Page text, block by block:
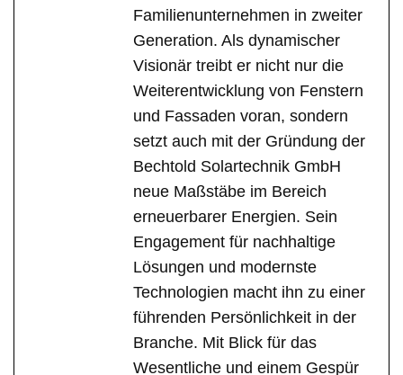
Familienunternehmen in zweiter
Generation. Als dynamischer
Visionär treibt er nicht nur die
Weiterentwicklung von Fenstern
und Fassaden voran, sondern
setzt auch mit der Gründung der
Bechtold Solartechnik GmbH
neue Maßstäbe im Bereich
erneuerbarer Energien. Sein
Engagement für nachhaltige
Lösungen und modernste
Technologien macht ihn zu einer
führenden Persönlichkeit in der
Branche. Mit Blick für das
Wesentliche und einem Gespür